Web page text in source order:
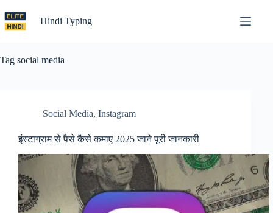
to
content
Hindi Typing
Tag social media
Social Media, Instagram
इंस्टाग्राम से पैसे कैसे कमाए 2025 जाने पूरी जानकारी